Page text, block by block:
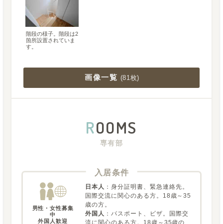
階段の様子。階段は2
箇所設置されていま
す。
画像一覧 (81枚)
ROOMS
専有部
入居条件
男性・女性募集
中
外国人歓迎
日本人 ： 身分証明書、緊急連絡先。
国際交流に関心のある方。18歳～35
歳の方。
外国人 ： パスポート、ビザ。国際交